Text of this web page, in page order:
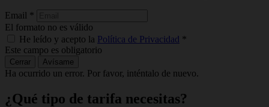
Email *
El formato no es válido
He leído y acepto la Política de Privacidad *
Este campo es obligatorio
Cerrar Avísame
Ha ocurrido un error. Por favor, inténtalo de nuevo.
¿Qué tipo de tarifa necesitas?